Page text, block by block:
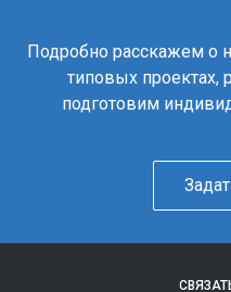
Подробно расскажем о
типовых проектах,
подготовим